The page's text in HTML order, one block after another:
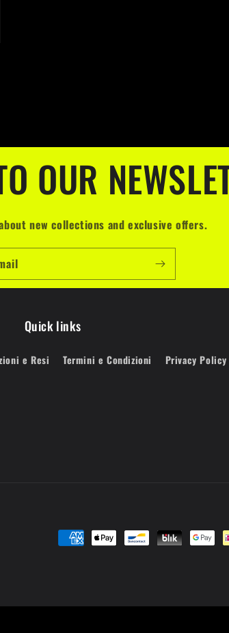
OUR
new collections and exclusive offers.
Quick links
e Resi Termini e Condizioni Privacy Policy
Metodi